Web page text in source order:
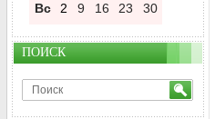
Вс 2 9 16 23 30
ПОИСК